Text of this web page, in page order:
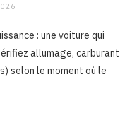
: une voiture qui
allumage, carburant
selon le moment où le